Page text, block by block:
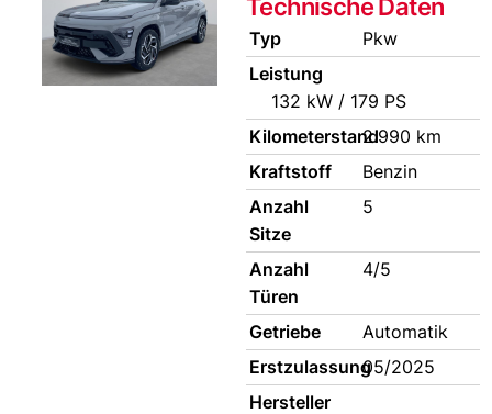
Technische Daten
Typ
Pkw
Leistung
132 kW / 179 PS
Kilometerstand2.990 km
Kraftstoff
Benzin
Anzahl
Sitze
5
Anzahl
Türen
4/5
Getriebe
Automatik
Erstzulassung05/2025
Hersteller